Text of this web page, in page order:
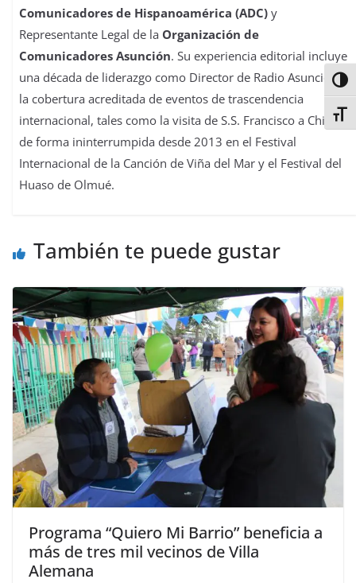
Comunicadores de Hispanoamérica (ADC) y
Representante Legal de la Organización de
Comunicadores Asunción. Su experiencia editorial incluye
una década de liderazgo como Director de Radio Asunción y
la cobertura acreditada de eventos de trascendencia
internacional, tales como la visita de S.S. Francisco a Chile y
de forma ininterrumpida desde 2013 en el Festival
Internacional de la Canción de Viña del Mar y el Festival del
Huaso de Olmué.
También te puede gustar
Programa “Quiero Mi Barrio” beneficia a
más de tres mil vecinos de Villa
Alemana